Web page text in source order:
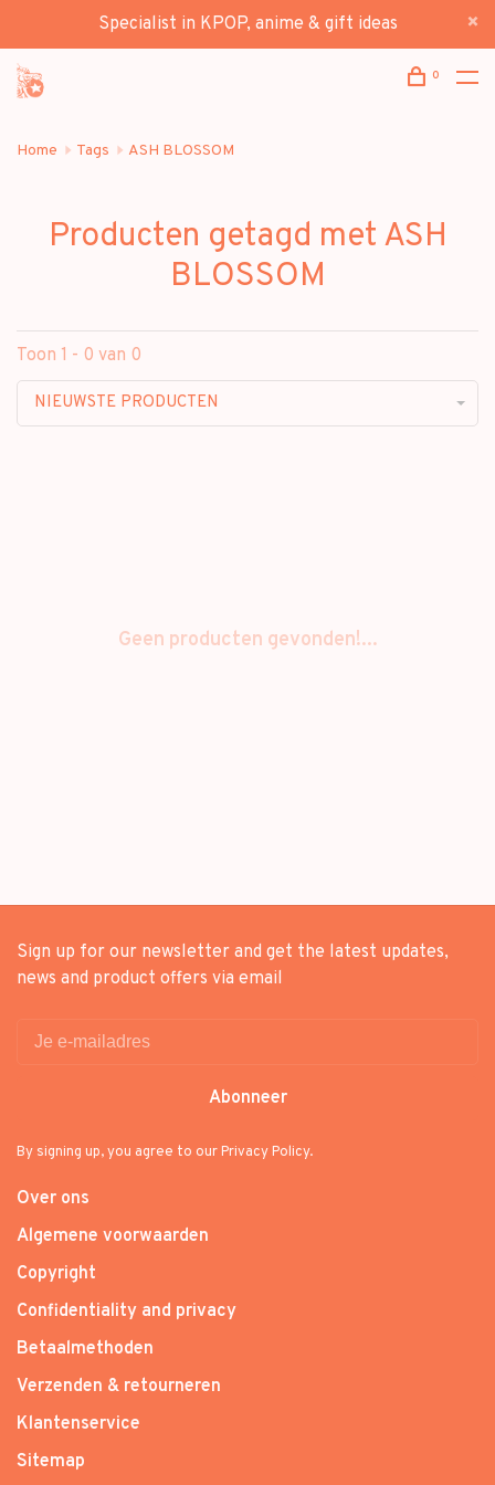
Specialist in KPOP, anime & gift ideas
0
Home Tags ASH BLOSSOM
Producten getagd met ASH
BLOSSOM
Toon 1 - 0 van 0
NIEUWSTE PRODUCTEN
Geen producten gevonden!...
Sign up for our newsletter and get the latest updates,
news and product offers via email
Abonneer
By signing up, you agree to our Privacy Policy.
Over ons
Algemene voorwaarden
Copyright
Confidentiality and privacy
Betaalmethoden
Verzenden & retourneren
Klantenservice
Sitemap